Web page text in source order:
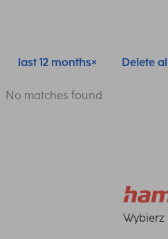
last 12 months Delete
No matches found
Wybierz